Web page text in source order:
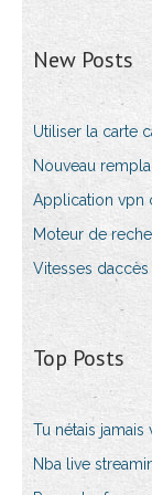
New Posts
Utiliser la carte
Nouveau
Application vpn
Moteur de
Vitesses
Top Posts
Tu nétais jamais
Nba live